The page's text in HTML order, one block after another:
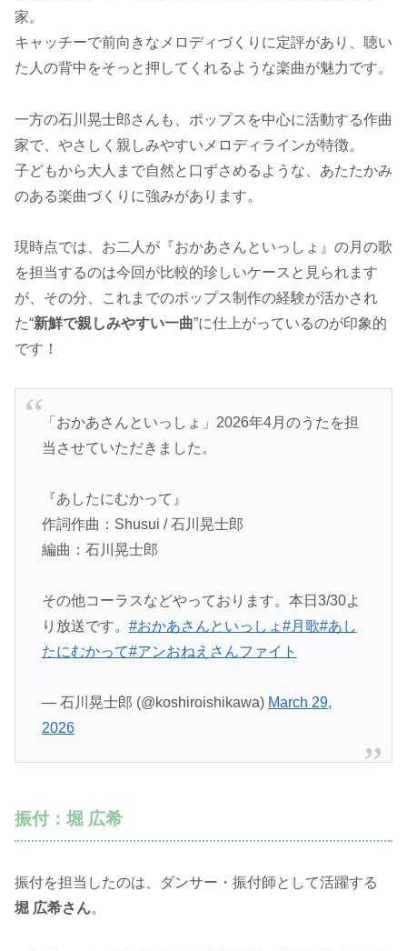
家。
キャッチーで前向きなメロディづくりに定評があり、聴い
た人の背中をそっと押してくれるような楽曲が魅力です。
一方の石川晃士郎さんも、ポップスを中心に活動する作曲
家で、やさしく親しみやすいメロディラインが特徴。
子どもから大人まで自然と口ずさめるような、あたたかみ
のある楽曲づくりに強みがあります。
現時点では、お二人が『おかあさんといっしょ』の月の歌
を担当するのは今回が比較的珍しいケースと見られます
が、その分、これまでのポップス制作の経験が活かされ
た“新鮮で親しみやすい一曲”に仕上がっているのが印象的
です！
「おかあさんといっしょ」2026年4月のうたを担
当させていただきました。
『あしたにむかって』
作詞作曲：Shusui / 石川晃士郎
編曲：石川晃士郎
その他コーラスなどやっております。本日3/30よ
り放送です。 #おかあさんといっしょ #月歌#あし
たにむかって#アンおねえさんファイト
— 石川晃士郎 (@koshiroishikawa) March 29,
2026
振付：堀 広希
振付を担当したのは、ダンサー・振付師として活躍する
堀 広希さん。